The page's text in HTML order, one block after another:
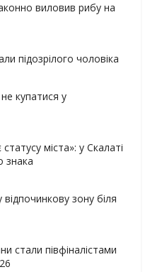
виловив рибу на
підозрілого чоловіка
купатися у
міста»: у Скалаті
знака
зону біля
стали півфіналістами